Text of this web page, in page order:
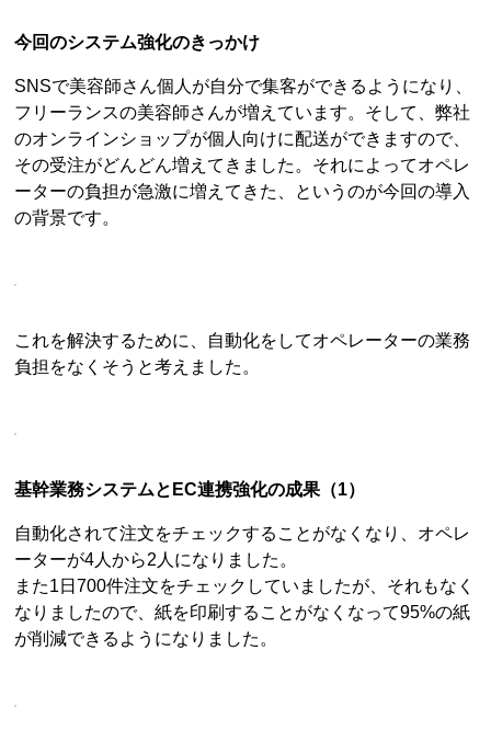
今回のシステム強化のきっかけ
SNSで美容師さん個人が自分で集客ができるようになり、
フリーランスの美容師さんが増えています。そして、弊社
のオンラインショップが個人向けに配送ができますので、
その受注がどんどん増えてきました。それによってオペレ
ーターの負担が急激に増えてきた、というのが今回の導入
の背景です。
これを解決するために、自動化をしてオペレーターの業務
負担をなくそうと考えました。
基幹業務システムとEC連携強化の成果（1）
自動化されて注文をチェックすることがなくなり、オペレ
ーターが4人から2人になりました。
また1日700件注文をチェックしていましたが、それもなく
なりましたので、紙を印刷することがなくなって95%の紙
が削減できるようになりました。